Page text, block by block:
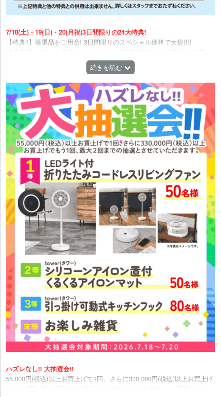
7/18(土)・19(日)・20(月祝)3日間限りの24大特典!
【特典1】厳選品をご用意! 3日間限りのスペシャル価格で大提供!
送・組立設置料通常平日 3千円(税込)土日祝 4千円(税込)が無料。※当社指
定配送区域内に限ります。※一部除外品(組立商品他)がございます。
【特典3】買い替え応援 1点10万円(税込)以上お買上げで古い家具の引取
料通常4千円(税込)が無料 ※同一品種、同一数量、同一配送場所に限りま
す。※当社指定配送区域内に限ります。※一部除外品あり。
【特典4】アウトレット品 展示品限り通常価格より最大80%OFF! 〈現金
払い限定品〉激安現品限り ※右記POPがついている商品が現金払いの対
象商品となります。
【特典5】ブランド品 限定品・現品も大特価!お急ぎください!
【特典6】大抽選会!! 5万5千円(税込)以上お買上げで1回、さらに11万円
(税込)以上お買上げでもう1回、最大2回までの抽選とさせていただきま
す。1等折りたたみコードレスリビングファン50名様 2等シリコーンアイ
ロン置き付くるくるアイロンマット50名様 3等引っ掛け可動式キッチン
フック80名様 末等お楽しみ雑貨
【特典7】KICHI 2枚以上がお得! Hattoriオリジナルマットレス「KICHI」
2枚以上お買上げで10%OFF! ※通常価格39,800円(税込)以上の商品が対象
となります。
【特典8・9・10・11】同時購入でさらにお得! 家具と一緒にお買上げで
❽まくら❾寝装品ベッドパッド・シーツ等❿センターテーブル⓫カーペ
ット10%OFF
【特典12】最長1年間OK! ご新築、リフォーム、ご婚礼、お引越しでの
お買上げの方家具お預かりします!!※お買上げ金額の10%以上のご入金を
頂いたお客様に限ます。※オーダー商品はお買上げ金額の50%以上のご入
金を頂いたお客様に限ります。※アウトレット・展示品(現品)は除く。
【特典13】JACCSアプリ決済サービス「スプリ」ご利用OK!【分割回
数】5万円以上20回まで、30万円以上30回まで、50万円以上36回まで、
金利・手数料無料 カード不要 即時審査スグ使える ポイントが貯まる
【特典14】羽毛ふとん「スプリ」分割払い60回までOK!金利・手数料無
※スプリとはジャックスのアプリ決済サービスです。※ご利用金額によっ
れ、貯まったポイントを交換して、次回のスプリご利用金額に充当でき
ます。※詳しくはスタッフまでおたずねください。
続きを読む
ハズレなし!! 大抽選会!!
55,000円(税込)以上お買上げで1回、さらに330,000円(税込)以上お買上げ